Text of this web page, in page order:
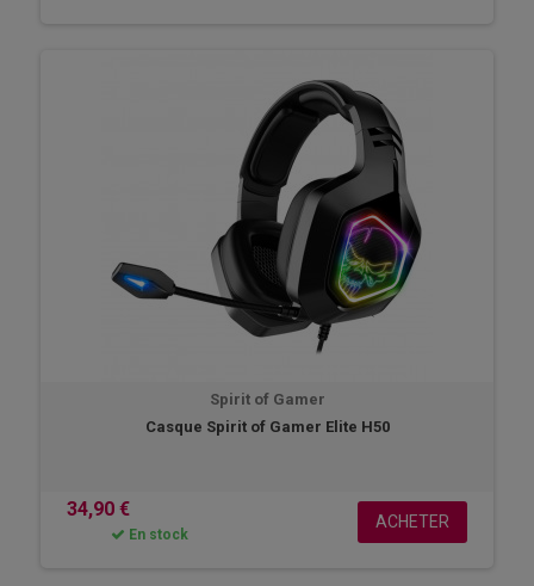
Spirit of Gamer
Casque Spirit of Gamer Elite H50
34,90 €
En stock
ACHETER